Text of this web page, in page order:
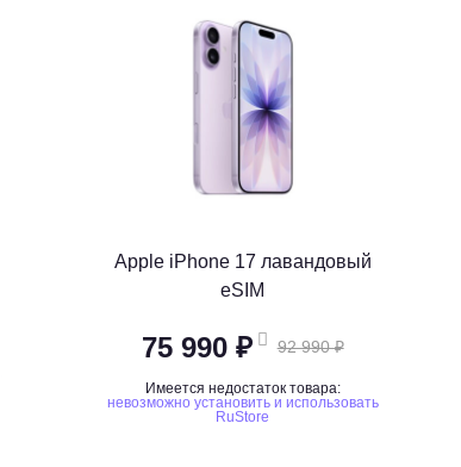
Apple iPhone 17 лавандовый
eSIM
75 990 ₽ 92 990 ₽
Имеется недостаток товара:
невозможно установить и использовать
RuStore